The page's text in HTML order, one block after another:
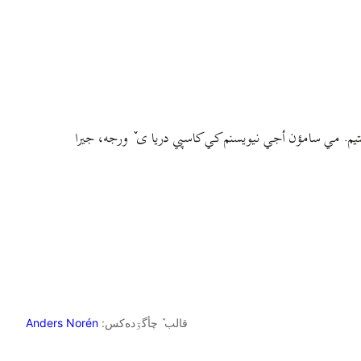
مي سامؤن أجي نيويسنم کي کاسپي دريا ی ٚ ورجه، جيرا
قالب ٚ چأگۊده‌کس: Anders Norén